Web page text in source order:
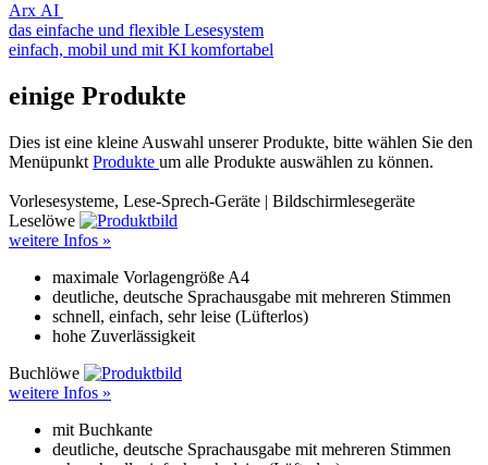
Arx AI
das einfache und flexible Lesesystem
einfach, mobil und mit KI komfortabel
einige Produkte
Dies ist eine kleine Auswahl unserer Produkte, bitte wählen Sie den
Menüpunkt Produkte um alle Produkte auswählen zu können.
Vorlesesysteme, Lese-Sprech-Geräte | Bildschirmlesegeräte
Leselöwe
weitere Infos »
maximale Vorlagengröße A4
deutliche, deutsche Sprachausgabe mit mehreren Stimmen
schnell, einfach, sehr leise (Lüfterlos)
hohe Zuverlässigkeit
Buchlöwe
weitere Infos »
mit Buchkante
deutliche, deutsche Sprachausgabe mit mehreren Stimmen